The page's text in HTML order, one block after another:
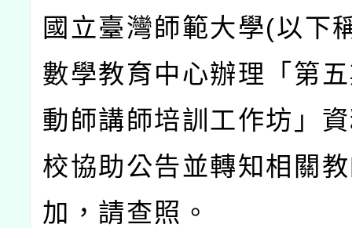
國立臺灣師範大學(以下
數學教育中心辦理「第
動師講師培訓工作坊」
校協助公告並轉知相關
加，請查照。